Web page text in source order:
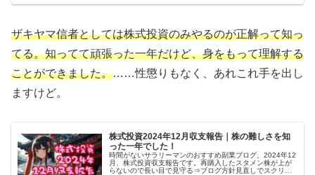
ザキヤマ信者としては株式投資のみやるのが正解って知っ
てる。知ってて頑張った一年だけど、身をもって理解する
ことができました。……性懲りもなく、あれこれ手を出し
ますけど。
株式投資2024年12月収支報告｜株の難しさを知
った一年でした！
時間がないサラリーマンのおすすめ副業ブログ、2024年12
月、株式投資収支報告です。再購入したスタメン株が上が
らないので長い目で見守る⇒ブログ方針見直しでスクリー